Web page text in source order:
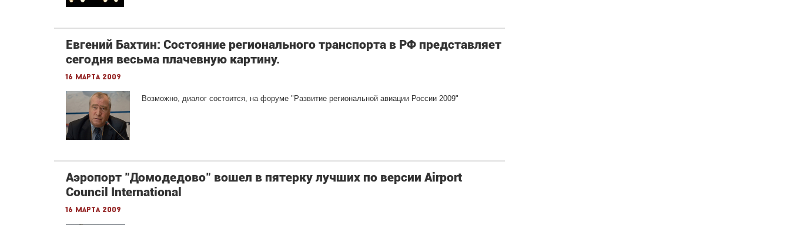
Евгений Бахтин: Состояние регионального транспорта в РФ представляет
сегодня весьма плачевную картину.
16 марта 2009
Возможно, диалог состоится, на форуме "Развитие региональной авиации России 2009"
Аэропорт "Домодедово" вошел в пятерку лучших по версии Airport
Council International
16 марта 2009